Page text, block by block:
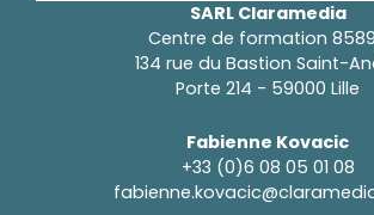
SARL Claramedia
Centre de formation
134 rue du Bastion Saint-
Porte 214 - 59000 Lille
Fabienne Kovacic
+33 (0)6 08 05 01 08